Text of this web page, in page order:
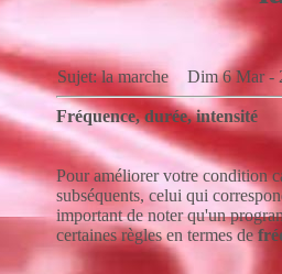
Sujet: la marche Dim 6 Mar -
Fréquence, durée, intensité
Pour améliorer votre condition
subséquents, celui qui
important de noter qu'un
certaines règles en termes de